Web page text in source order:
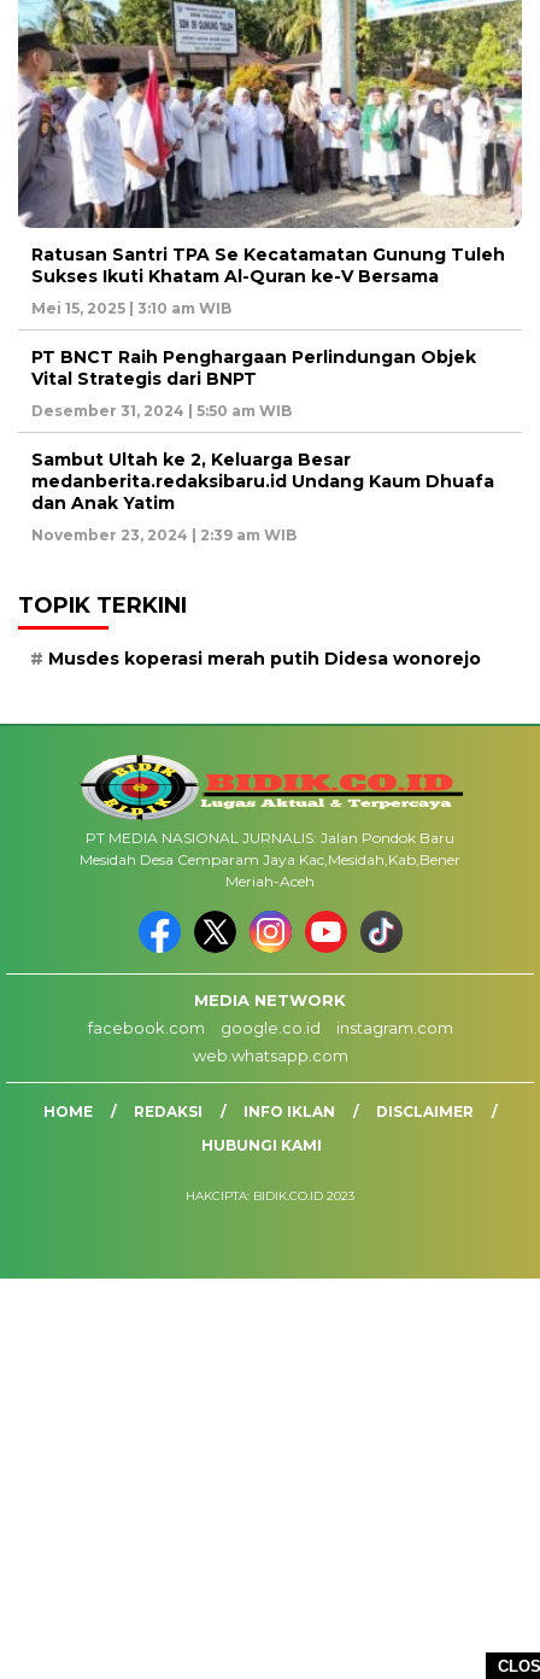
Ratusan Santri TPA Se Kecatamatan Gunung Tuleh
Sukses Ikuti Khatam Al-Quran ke-V Bersama
Mei 15, 2025 | 3:10 am WIB
PT BNCT Raih Penghargaan Perlindungan Objek
Vital Strategis dari BNPT
Desember 31, 2024 | 5:50 am WIB
Sambut Ultah ke 2, Keluarga Besar
medanberita.redaksibaru.id Undang Kaum Dhuafa
dan Anak Yatim
November 23, 2024 | 2:39 am WIB
TOPIK TERKINI
Musdes koperasi merah putih Didesa wonorejo
PT MEDIA NASIONAL JURNALIS: Jalan Pondok Baru
Mesidah Desa Cemparam Jaya Kac,Mesidah,Kab,Bener
Meriah-Aceh
MEDIA NETWORK
facebook.com
google.co.id
instagram.com
web.whatsapp.com
HOME REDAKSI INFO IKLAN
DISCLAIMER
HUBUNGI KAMI
HAKCIPTA: BIDIK.CO.ID 2023